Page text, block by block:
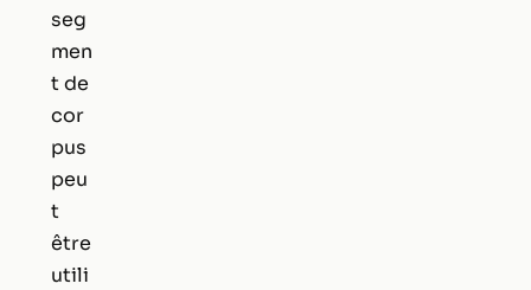
seg
men
t de
cor
pus
peu
t
être
utili